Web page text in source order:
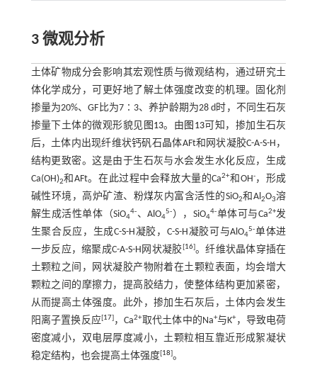
3 微观分析
土体矿物成分会影响其宏观性质与微观结构，通过研究土
体化学成分，可更好地了解土体强度改变的机理。固化剂
掺量为20%、GF比为7∶3、养护龄期为28 d时，不同生石灰
掺量下土体的微观形貌见 图13。由 图13可知，掺加生石灰
后，土体内出现纤维状钙矾石晶体AFt和网状凝胶C-A-S-H，
结构更致密。这是由于生石灰与水会发生水化反应，生成
Ca(OH)2和AFt。在此过程中会释放大量的Ca2+和OH-，形成
碱性环境，高炉矿渣、粉煤灰内富含活性的SiO2和Al2O3溶
解生成活性单体（SiO4
4-、AlO4
5-），SiO4
4-单体可与Ca2+发
生聚合反应，生成C-S-H凝胶，C-S-H凝胶可与AlO4
5-单体进
一步反应，缩聚成C-A-S-H网状凝胶[16]。纤维状晶体穿插在
土颗粒之间，网状凝胶产物附着在土颗粒表面，均会增大
颗粒之间的摩擦力，提高胶结力，使整体结构更加紧密，
从而提高土体强度。此外，掺加生石灰后，土体内会发生
阳离子置换反应[17] ，Ca2+取代土体中的Na+与K+，导致电荷
密度减小，双电层厚度减小，土颗粒相互靠近形成絮凝状
稳定结构，也会提高土体强度[18]。